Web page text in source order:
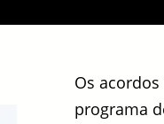
Os
programa